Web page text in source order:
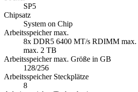
SP5
Chipsatz
System on Chip
Arbeitsspeicher max.
8x DDR5 6400 MT/s RDIMM
max. 2 TB
Arbeitsspeicher max. Größe in GB
128/256
Arbeitsspeicher Steckplätze
8